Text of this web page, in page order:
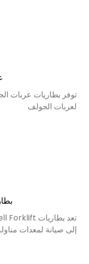
لعربات الجولف
إلى صيانة لمعدات